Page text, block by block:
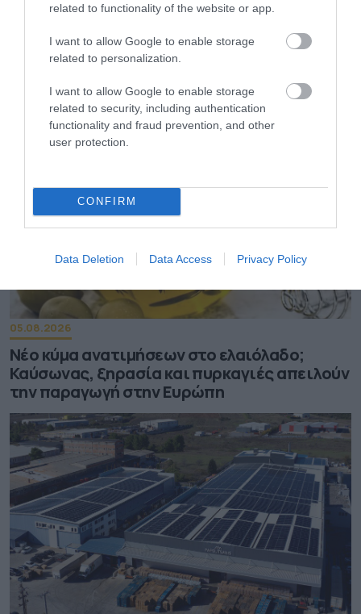
related to functionality of the website or app.
I want to allow Google to enable storage
related to personalization.
I want to allow Google to enable storage
related to security, including authentication
functionality and fraud prevention, and other
user protection.
CONFIRM
Data Deletion Data Access Privacy Policy
05.08.2026
πωλήσεων το α’ εξάμηνο
05.08.2026
Νέο κύμα ανατιμήσεων στο ελαιόλαδο;
Καύσωνας, ξηρασία και πυρκαγιές απειλούν
την παραγωγή στην Ευρώπη